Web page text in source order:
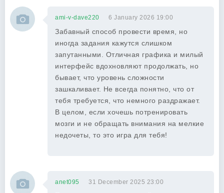
ami-v-dave220 6 January 2026 19:00
Забавный способ провести время, но
иногда задания кажутся слишком
запутанными. Отличная графика и милый
интерфейс вдохновляют продолжать, но
бывает, что уровень сложности
зашкаливает. Не всегда понятно, что от
тебя требуется, что немного раздражает.
В целом, если хочешь потренировать
мозги и не обращать внимания на мелкие
недочеты, то это игра для тебя!
anet095 31 December 2025 23:00